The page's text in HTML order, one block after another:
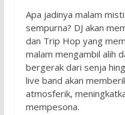
Apa jadinya malam
sempurna? DJ akan
dan Trip Hop yang
malam mengambil alih
bergerak dari senja
live band akan
atmosferik,
mempesona.